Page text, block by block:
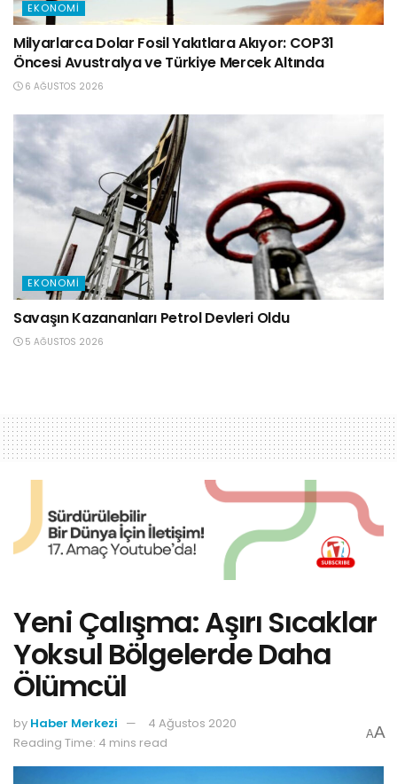
EKONOMI
Milyarlarca Dolar Fosil Yakıtlara Akıyor: COP31
Öncesi Avustralya ve Türkiye Mercek Altında
6 AĞUSTOS 2026
EKONOMI
Savaşın Kazananları Petrol Devleri Oldu
5 AĞUSTOS 2026
Yeni Çalışma: Aşırı Sıcaklar
Yoksul Bölgelerde Daha
Ölümcül
by Haber Merkezi
4 Ağustos 2020
Reading Time: 4 mins read
AA